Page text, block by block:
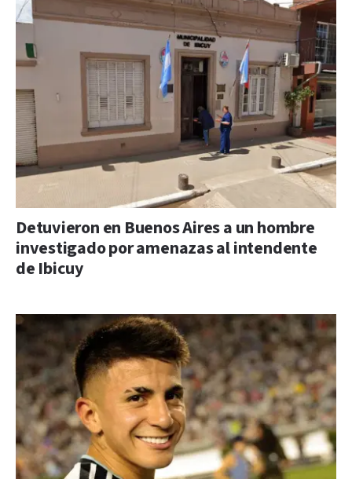
Detuvieron en Buenos Aires a un hombre
investigado por amenazas al intendente
de Ibicuy